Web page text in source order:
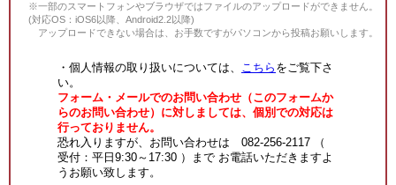
※一部のスマートフォンやブラウザではファイルのアップロードができません。
(対応OS：iOS6以降、Android2.2以降)
アップロードできない場合は、お手数ですがパソコンから投稿お願いします。
・個人情報の取り扱いについては、 こちら をご覧下さ
い。
フォーム・メールでのお問い合わせ（このフォームか
らのお問い合わせ）に対しましては、個別での対応は
行っておりません。
恐れ入りますが、お問い合わせは 082-256-2117 （
受付：平日9:30～17:30 ）まで お電話いただきますよ
うお願い致します。